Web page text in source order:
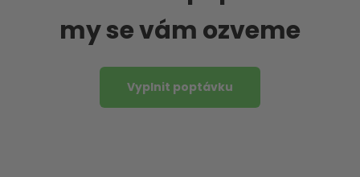
my se vám ozveme
Vyplnit poptávku